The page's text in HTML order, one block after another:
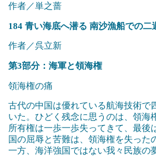
作者／単之蔷
184 青い海底へ潜る 南沙漁船での二
作者／呉立新
第3部分：海軍と領海権
領海権の痛
古代の中国は優れている航海技術で
いた。ひどく残念に思うのは、領海
所有権は一歩一歩失ってきて、最
国の屈辱と苦難は、領海権を失っ
一方、海洋強国ではない我々民族の